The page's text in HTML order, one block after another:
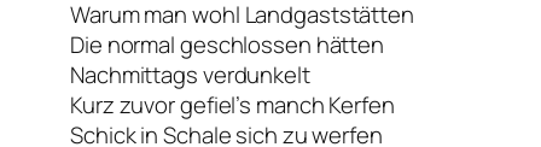
Warum man wohl Landgaststätten
Die normal geschlossen hätten
Nachmittags verdunkelt
Kurz zuvor gefiel’s manch Kerfen
Schick in Schale sich zu werfen